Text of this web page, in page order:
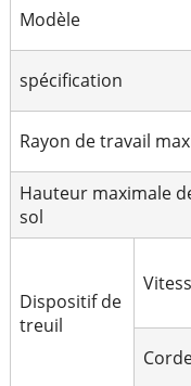
Modèle
spécification
Rayon de travail
Hauteur maximale
sol
Dispositif de
treuil